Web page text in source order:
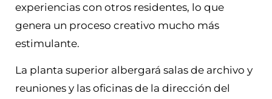
experiencias con otros residentes, lo que
genera un proceso creativo mucho más
estimulante.
La planta superior albergará salas de archivo y
reuniones y las oficinas de la dirección del